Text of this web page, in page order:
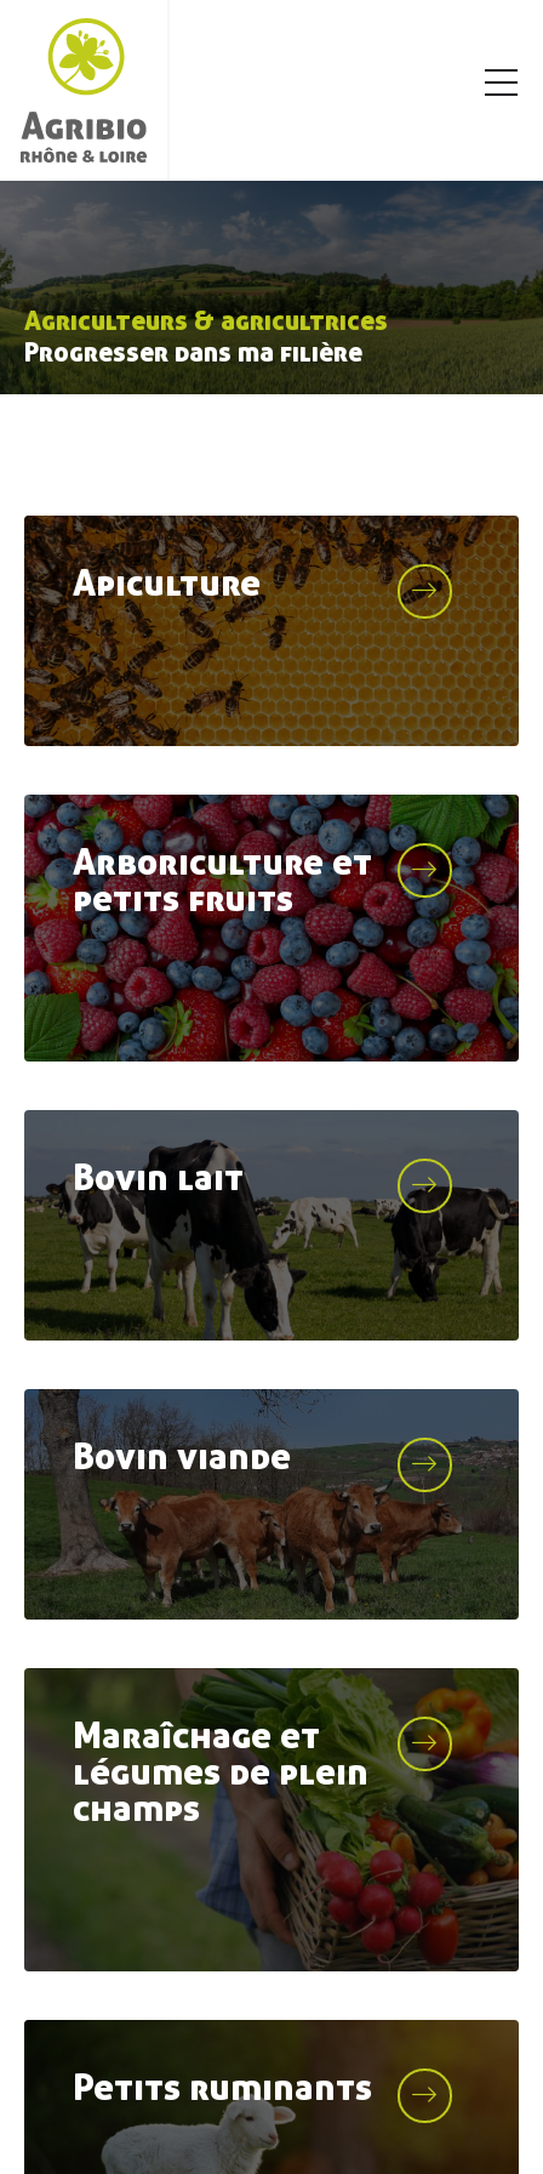
Agriculteurs & agricultrices
Progresser dans ma filière
Apiculture
Arboriculture et
petits fruits
Bovin lait
Bovin viande
Maraîchage et
légumes de plein
champs
Petits ruminants